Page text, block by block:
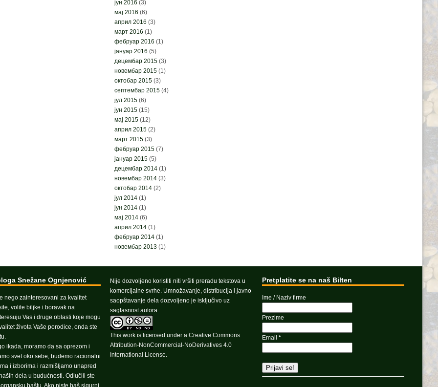
јун 2016 (3)
мај 2016 (6)
април 2016 (3)
март 2016 (1)
фебруар 2016 (1)
јануар 2016 (5)
децембар 2015(3)
новембар 2015(1)
октобар 2015(3)
септембар 2015(4)
јул 2015(6)
јун 2015(15)
мај 2015(12)
април 2015(2)
март 2015(3)
фебруар 2015(7)
јануар 2015(5)
децембар 2014(1)
новембар 2014(3)
октобар 2014(2)
јул 2014(1)
јун 2014(1)
мај 2014(6)
април 2014(1)
фебруар 2014(1)
новембар 2013(1)
Snežane Ognjenović
nego zainteresovani za kvalitet
volite biljke i boravak na
Vas i druge oblasti koje mogu
života Vaše porodice, onda ste
ikada, moramo da sa oprezom i
svet oko sebe, budemo racionalni
i izborima i razmišljamo unapred
dela u budućnosti. Odlučili ste
baštu. Ako niste baš sigurni
Nije dozvoljeno koristiti niti vršiti preradu tekstova u
komercijalne svrhe. Umnožavanje, distribucija i javno
saopštavanje dela dozvoljeno je isključivo uz
saglasnost autora.
This work is licensed under aCreative Commons
Attribution-NonCommercial-NoDerivatives 4.0
International License.
Pretplatite se na naš Bilten
Ime / Naziv firme
Prezime
Email*